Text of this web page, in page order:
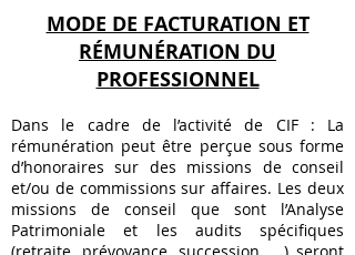
MODE DE FACTURATION ET
RÉMUNÉRATION DU
PROFESSIONNEL
Dans le cadre de l’activité de CIF : La
rémunération peut être perçue sous forme
d’honoraires sur des missions de conseil
et/ou de commissions sur affaires. Les deux
missions de conseil que sont l’Analyse
Patrimoniale et les audits spécifiques